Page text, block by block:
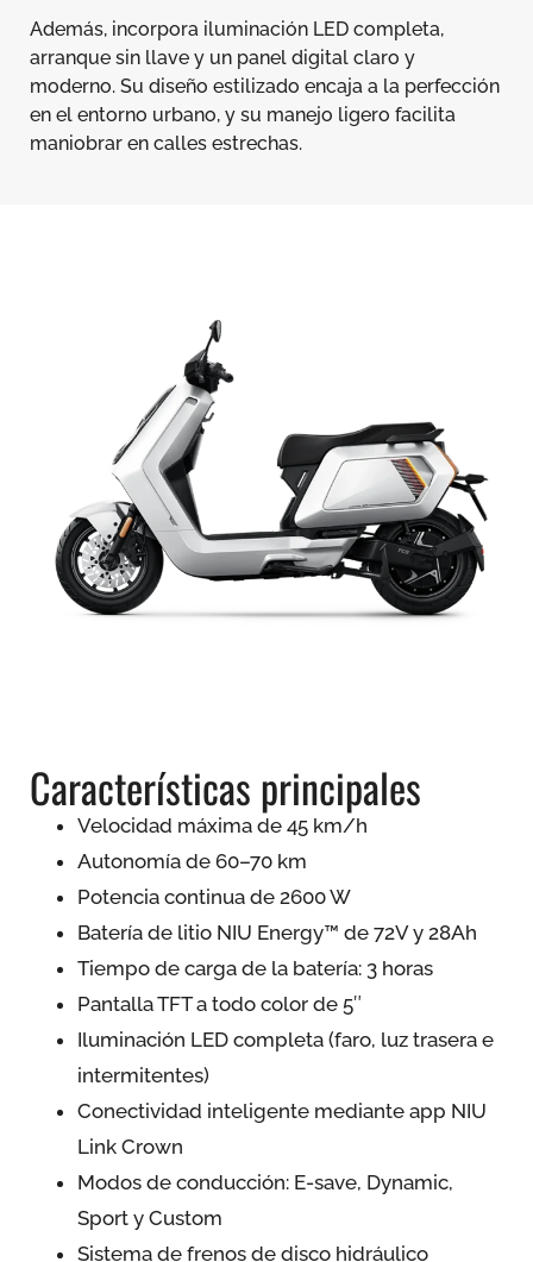
Además, incorpora iluminación LED completa,
arranque sin llave y un panel digital claro y
moderno. Su diseño estilizado encaja a la perfección
en el entorno urbano, y su manejo ligero facilita
maniobrar en calles estrechas.
Características principales
Velocidad máxima de 45 km/h
Autonomía de 60–70 km
Potencia continua de 2600 W
Batería de litio NIU Energy™ de 72V y 28Ah
Tiempo de carga de la batería: 3 horas
Pantalla TFT a todo color de 5″
Iluminación LED completa (faro, luz trasera e
intermitentes)
Conectividad inteligente mediante app NIU
Link Crown
Modos de conducción: E-save, Dynamic,
Sport y Custom
Sistema de frenos de disco hidráulico